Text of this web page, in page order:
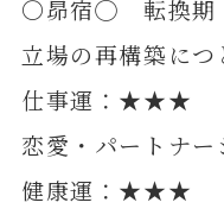
〇昴宿◯ 転換期
立場の再構築につ
仕事運：★★★
恋愛・パートナ
健康運：★★★